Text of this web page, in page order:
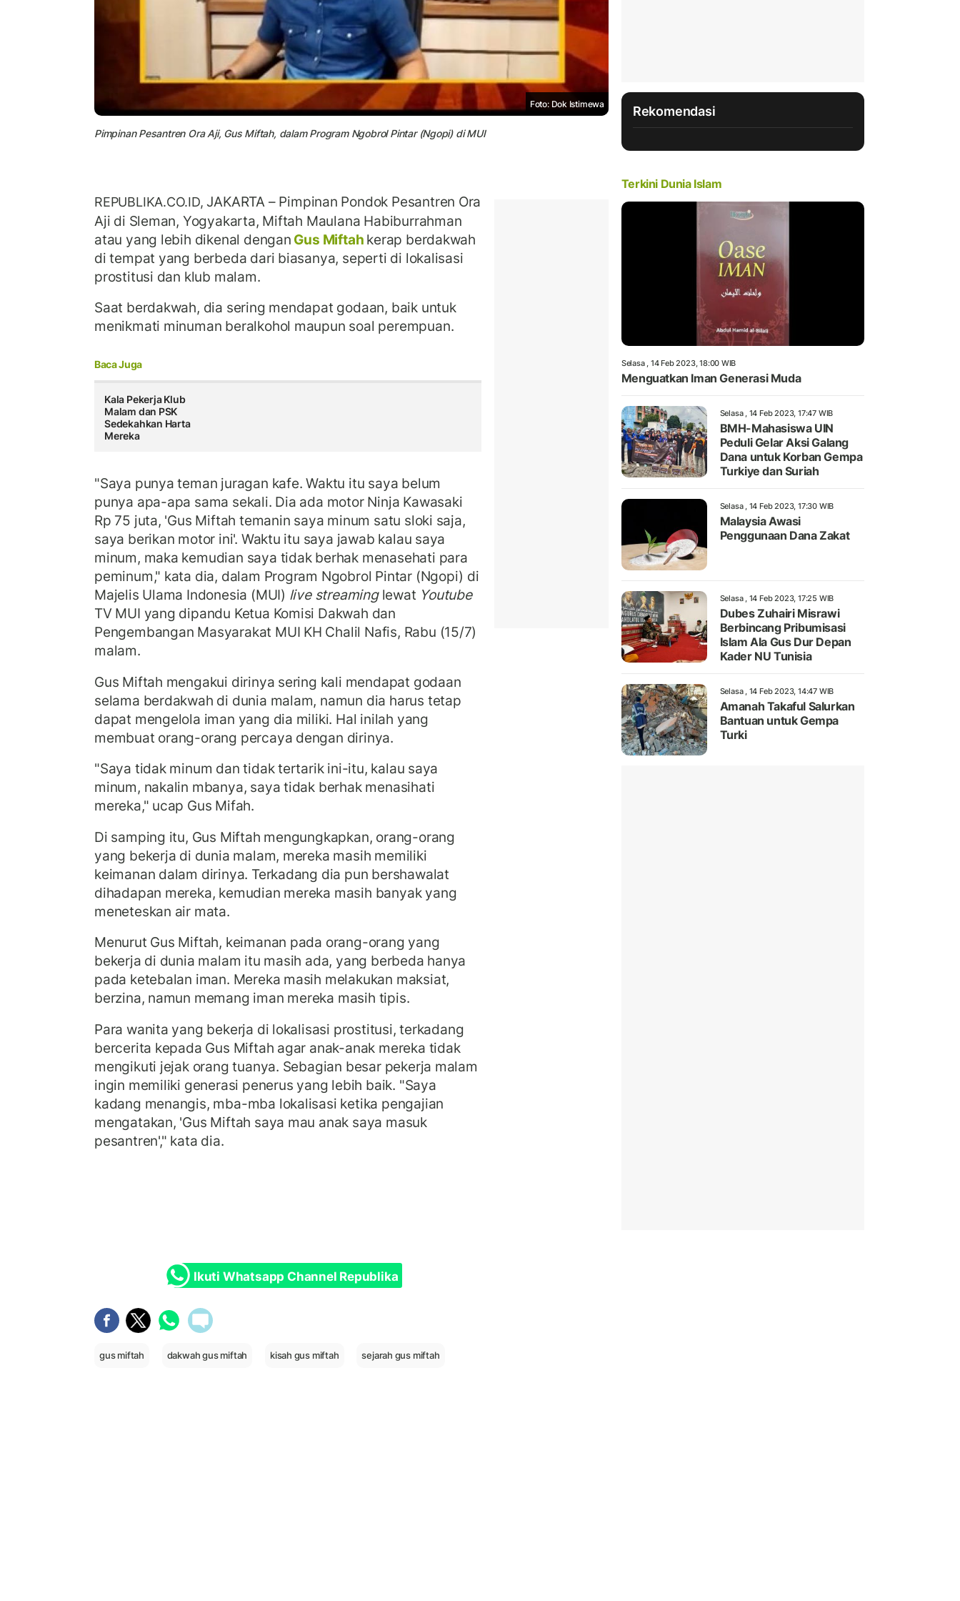
Foto: Dok Istimewa
Pimpinan Pesantren Ora Aji, Gus Miftah, dalam Program Ngobrol Pintar (Ngopi) di MUI
REPUBLIKA.CO.ID,JAKARTA – Pimpinan Pondok Pesantren Ora
Aji di Sleman, Yogyakarta, Miftah Maulana Habiburrahman
atau yang lebih dikenal dengan Gus Miftah kerap berdakwah
di tempat yang berbeda dari biasanya, seperti di lokalisasi
prostitusi dan klub malam.
Saat berdakwah, dia sering mendapat godaan, baik untuk
menikmati minuman beralkohol maupun soal perempuan.
Baca Juga
Kala Pekerja Klub
Malam dan PSK
Sedekahkan Harta
Mereka
"Saya punya teman juragan kafe. Waktu itu saya belum
punya apa-apa sama sekali. Dia ada motor Ninja Kawasaki
Rp 75 juta, 'Gus Miftah temanin saya minum satu sloki saja,
saya berikan motor ini'. Waktu itu saya jawab kalau saya
minum, maka kemudian saya tidak berhak menasehati para
peminum," kata dia, dalam Program Ngobrol Pintar (Ngopi) di
Majelis Ulama Indonesia (MUI) live streaminglewat Youtube
TV MUI yang dipandu Ketua Komisi Dakwah dan
Pengembangan Masyarakat MUI KH Chalil Nafis, Rabu (15/7)
malam.
Gus Miftah mengakui dirinya sering kali mendapat godaan
selama berdakwah di dunia malam, namun dia harus tetap
dapat mengelola iman yang dia miliki. Hal inilah yang
membuat orang-orang percaya dengan dirinya.
"Saya tidak minum dan tidak tertarik ini-itu, kalau saya
minum, nakalin mbanya, saya tidak berhak menasihati
mereka," ucap Gus Mifah.
Di samping itu, Gus Miftah mengungkapkan, orang-orang
yang bekerja di dunia malam, mereka masih memiliki
keimanan dalam dirinya. Terkadang dia pun bershawalat
dihadapan mereka, kemudian mereka masih banyak yang
meneteskan air mata.
Menurut Gus Miftah, keimanan pada orang-orang yang
bekerja di dunia malam itu masih ada, yang berbeda hanya
pada ketebalan iman. Mereka masih melakukan maksiat,
berzina, namun memang iman mereka masih tipis.
Para wanita yang bekerja di lokalisasi prostitusi, terkadang
bercerita kepada Gus Miftah agar anak-anak mereka tidak
mengikuti jejak orang tuanya. Sebagian besar pekerja malam
ingin memiliki generasi penerus yang lebih baik. "Saya
kadang menangis, mba-mba lokalisasi ketika pengajian
mengatakan, 'Gus Miftah saya mau anak saya masuk
pesantren'," kata dia.
Ikuti Whatsapp Channel Republika
gus miftah dakwah gus miftah kisah gus miftah sejarah gus miftah
Rekomendasi
Terkini Dunia Islam
Selasa , 14 Feb 2023, 18:00 WIB
Menguatkan Iman Generasi Muda
Selasa , 14 Feb 2023, 17:47 WIB
BMH-Mahasiswa UIN
Peduli Gelar Aksi Galang
Dana untuk Korban Gempa
Turkiye dan Suriah
Selasa , 14 Feb 2023, 17:30 WIB
Malaysia Awasi
Penggunaan Dana Zakat
Selasa , 14 Feb 2023, 17:25 WIB
Dubes Zuhairi Misrawi
Berbincang Pribumisasi
Islam Ala Gus Dur Depan
Kader NU Tunisia
Selasa , 14 Feb 2023, 14:47 WIB
Amanah Takaful Salurkan
Bantuan untuk Gempa
Turki